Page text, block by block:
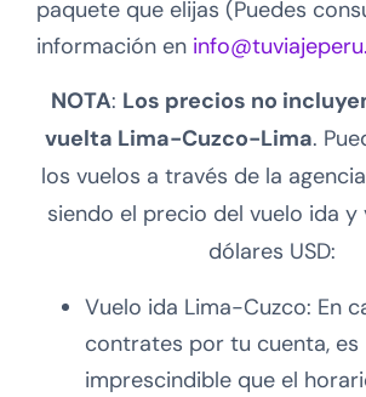
paquete que elijas (Puedes
información en
NOTA: Los precios no
vuelta Lima-Cuzco-Lima.
los vuelos a través de la
siendo el precio del vuelo ida y
dólares USD:
Vuelo ida Lima-Cuzco: En
contrates por tu cuenta, es
imprescindible que el